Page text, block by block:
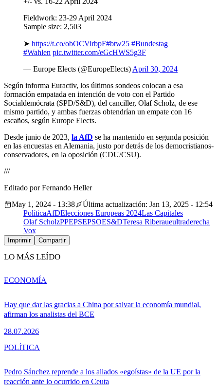
Fieldwork: 23-29 April 2024
Sample size: 2,503
➤ https://t.co/obOCVirbpF#btw25 #Bundestag
#Wahlen pic.twitter.com/eGcHWS5g3F
— Europe Elects (@EuropeElects) April 30, 2024
Según informa Euractiv, los últimos sondeos colocan a esa
formación empatada en intención de voto con el Partido
Socialdemócrata (SPD/S&D), del canciller, Olaf Scholz, de ese
mismo partido, y ambas fuerzas obtendrían un empate con 16
escaños, según Europe Elects.
Desde junio de 2023, la AfD se ha mantenido en segunda posición
en las encuestas en Alemania, justo por detrás de los democristianos-
conservadores, en la oposición (CDU/CSU).
///
Editado por Fernando Heller
May 1, 2024 - 13:38
Última actualización: Jan 13, 2025 - 12:54
PolíticaAfDElecciones Europeas 2024Las Capitales
Olaf ScholzPPEPSEPSOES&DTeresa Riberaueultraderecha
Vox
Imprimir Compartir
LO MÁS LEÍDO
Hay que dar las gracias a China por salvar la economía mundial,
afirman los analistas del BCE
28.07.2026
ECONOMÍA
Pedro Sánchez reprende a los aliados «egoístas» de la UE por la
reacción ante lo ocurrido en Ceuta
POLÍTICA